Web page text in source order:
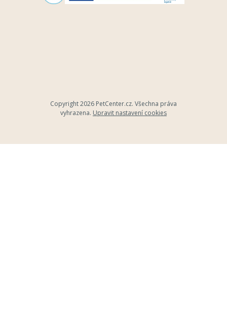
Copyright 2026 PetCenter.cz. Všechna práva
vyhrazena. Upravit nastavení cookies